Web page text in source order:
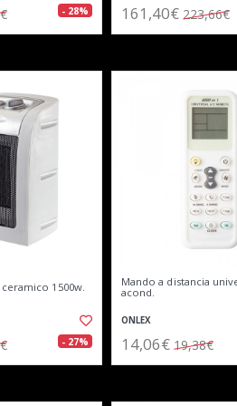
- 28% 161,40€ 223,66€
1500w.
- 27%
Mando a distancia
acond.
ONLEX
14,06€ 19,38€